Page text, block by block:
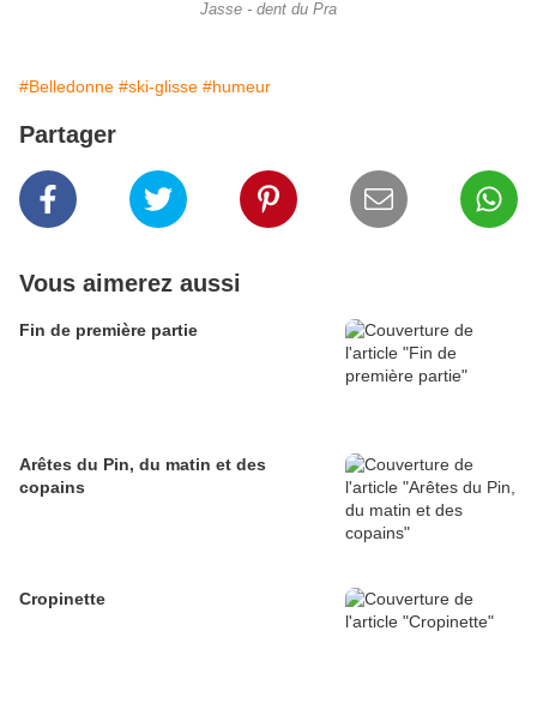
Jasse - dent du Pra
#Belledonne #ski-glisse #humeur
Partager
Vous aimerez aussi
Fin de première partie
Arêtes du Pin, du matin et des
copains
Cropinette